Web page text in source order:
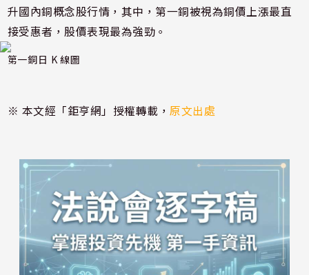
升國內銅概念股行情，其中，第一銅被視為銅價上漲最直
接受惠者，股價表現最為強勁。
第一銅日 K 線圖
※ 本文經「鉅亨網」授權轉載，原文出處